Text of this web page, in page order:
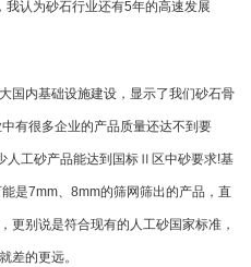
认为砂石行业还有5年的高速发展
内基础设施建设，显示了我们砂石骨
有很多企业的产品质量还达不到要
人工砂产品能达到国标Ⅱ区中砂要求!基
是7mm、8mm的筛网筛出的产品，直
更别说是符合现有的人工砂国家标准，
差的更远。